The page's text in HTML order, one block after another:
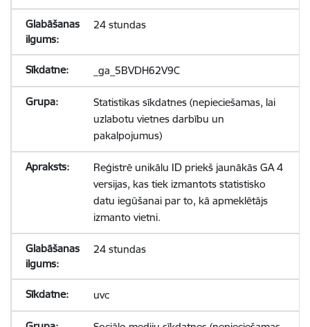
24 stundas
_ga_5BVDH62V9C
Statistikas sīkdatnes (nepieciešamas, lai
uzlabotu vietnes darbību un
pakalpojumus)
Reģistrē unikālu ID priekš jaunākās GA 4
versijas, kas tiek izmantots statistisko
datu iegūšanai par to, kā apmeklētājs
izmanto vietni.
24 stundas
uvc